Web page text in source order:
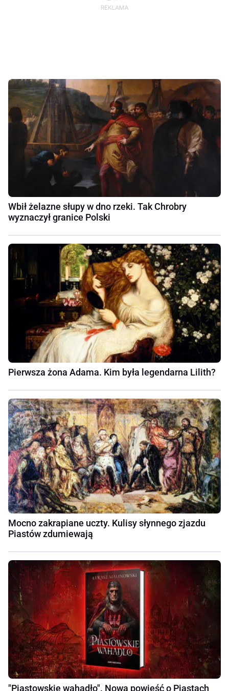
Wbił żelazne słupy w dno rzeki. Tak Chrobry
wyznaczył granice Polski
Pierwsza żona Adama. Kim była legendarna Lilith?
Mocno zakrapiane uczty. Kulisy słynnego zjazdu
Piastów zdumiewają
"Piastowskie wahadło". Nowa powieść o Piastach